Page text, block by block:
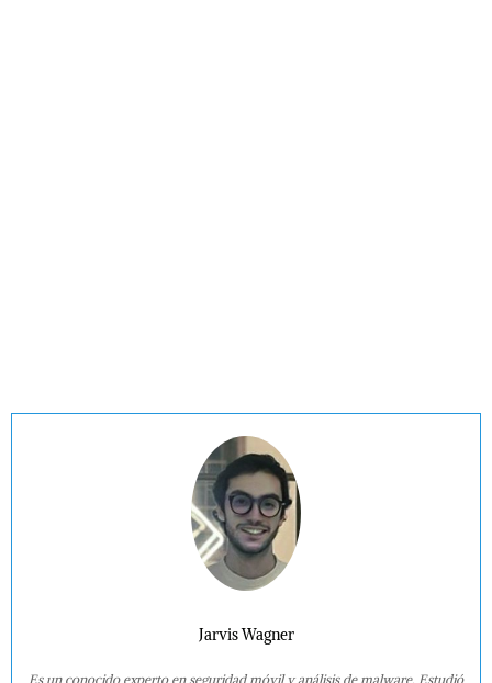
Jarvis Wagner
Es un conocido experto en seguridad móvil y análisis de malware. Estudió